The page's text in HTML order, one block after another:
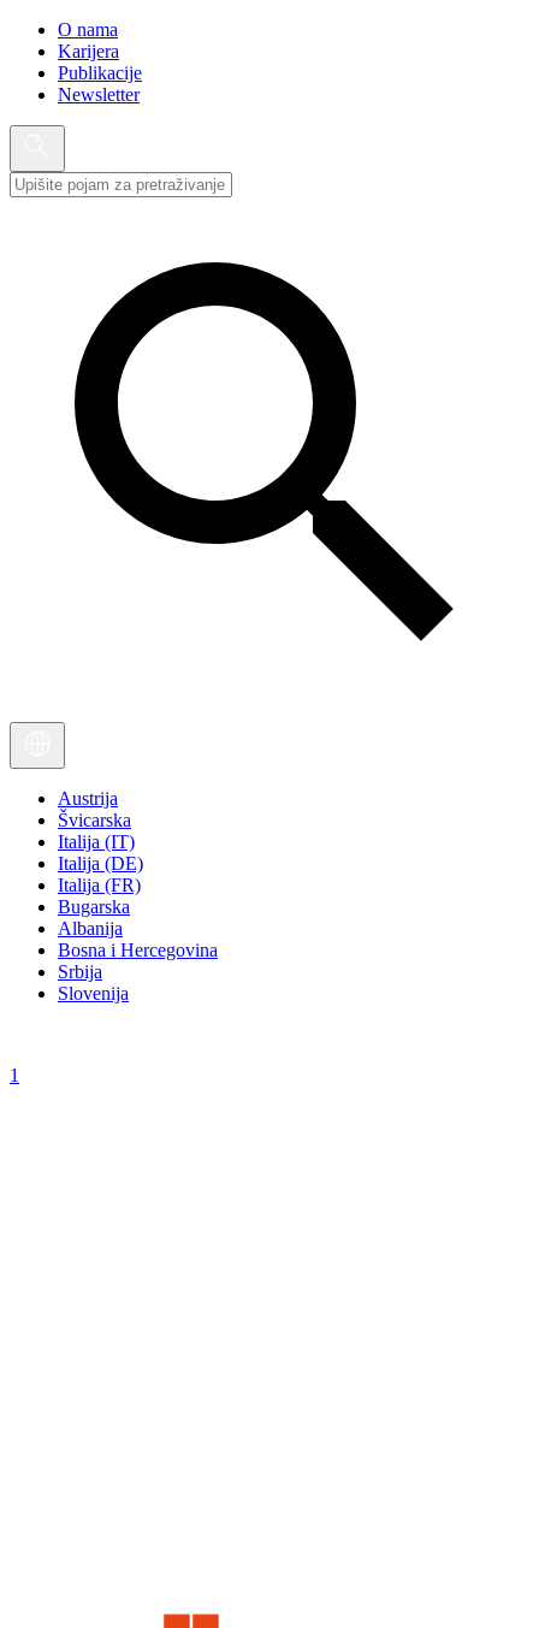
O nama
Karijera
Publikacije
Newsletter
Austrija
Švicarska
Italija (IT)
Italija (DE)
Italija (FR)
Bugarska
Albanija
Bosna i Hercegovina
Srbija
Slovenija
1